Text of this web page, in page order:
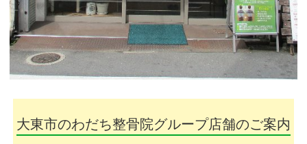
大東市のわだち整骨院グループ店舗のご案内